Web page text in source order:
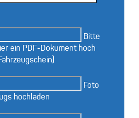
Bitte
ein PDF-Dokument hoch
Foto
hochladen